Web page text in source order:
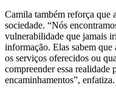
Camila também reforça que
sociedade. “Nós
vulnerabilidade que jamais
informação. Elas sabem
os serviços oferecidos ou
compreender essa realidade
encaminhamentos”, enfatiza.